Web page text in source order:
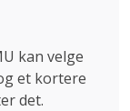
kan velge
et kortere
det.